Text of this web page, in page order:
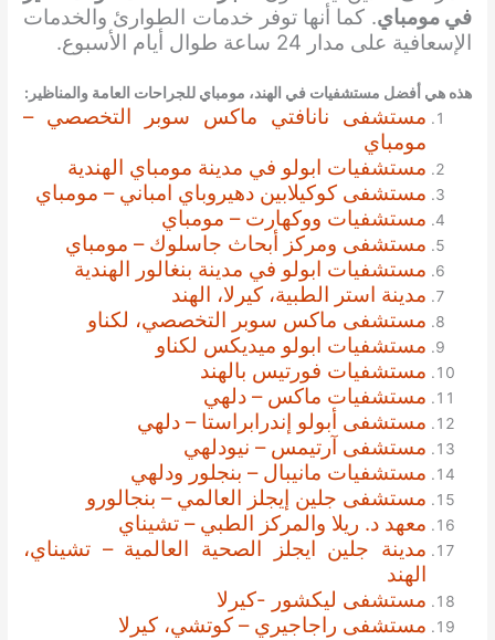
في مومباي. كما أنها توفر خدمات الطوارئ والخدمات
الإسعافية على مدار 24 ساعة طوال أيام الأسبوع.
هذه هي أفضل مستشفيات في الهند، مومباي للجراحات العامة والمناظير :
مستشفى نانافتي ماكس سوبر التخصصي –
مومباي
مستشفيات ابولو في مدينة مومباي الهندية
مستشفى كوكيلابين دهيروباي امباني – مومباي
مستشفيات ووكهارت – مومباي
مستشفى ومركز أبحاث جاسلوك – مومباي
مستشفيات ابولو في مدينة بنغالور الهندية
مدينة استر الطبية، كيرلا، الهند
مستشفى ماكس سوبر التخصصي، لكناو
مستشفيات ابولو ميديكس لكناو
مستشفيات فورتيس بالهند
مستشفيات ماكس – دلهي
مستشفى أبولو إندرابراستا – دلهي
مستشفى آرتيمس – نيودلهي
مستشفيات مانيبال – بنجلور ودلهي
مستشفى جلين إيجلز العالمي – بنجالورو
معهد د. ريلا والمركز الطبي – تشيناي
مدينة جلين ايجلز الصحية العالمية – تشيناي،
الهند
مستشفى ليكشور -كيرلا
مستشفى راجاجيري – كوتشي، كيرلا